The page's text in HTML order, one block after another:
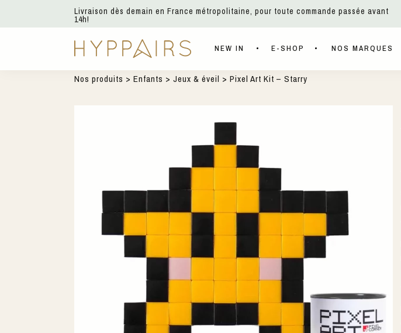
Livraison dès demain en France métropolitaine, pour toute commande passée avant
14h!
NEW IN E-SHOP NOS MARQUES
Nos produits > Enfants > Jeux & éveil > Pixel Art Kit – Starry